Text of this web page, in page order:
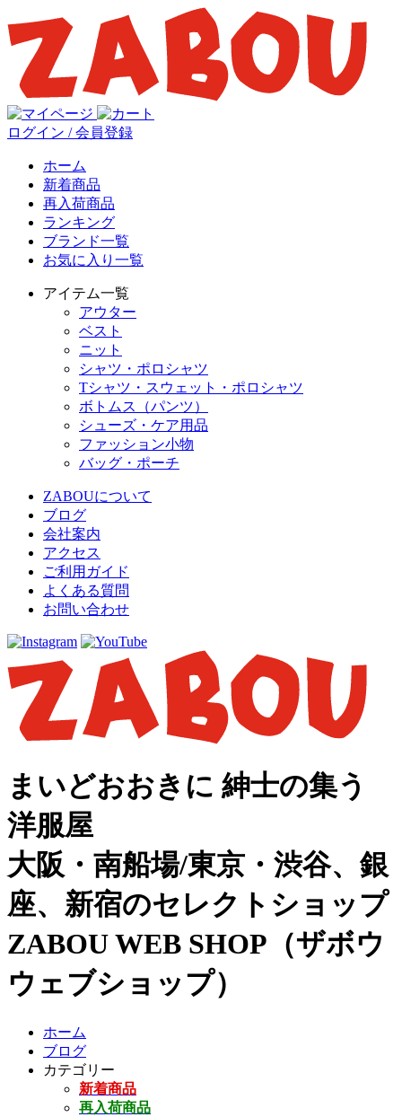
ログイン / 会員登録
ホーム
新着商品
再入荷商品
ランキング
ブランド一覧
お気に入り一覧
アイテム一覧
アウター
ベスト
ニット
シャツ・ポロシャツ
Tシャツ・スウェット・ポロシャツ
ボトムス（パンツ）
シューズ・ケア用品
ファッション小物
バッグ・ポーチ
ZABOUについて
ブログ
会社案内
アクセス
ご利用ガイド
よくある質問
お問い合わせ
まいどおおきに 紳士の集う
洋服屋
大阪・南船場/東京・渋谷、銀
座、新宿のセレクトショップ
ZABOU WEB SHOP（ザボウ
ウェブショップ）
ホーム
ブログ
カテゴリー
新着商品
再入荷商品